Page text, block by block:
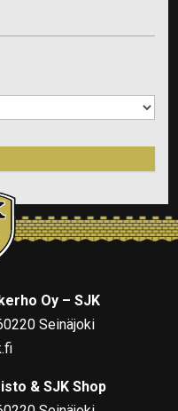
Oy – SJK
Seinäjoki
& SJK Shop